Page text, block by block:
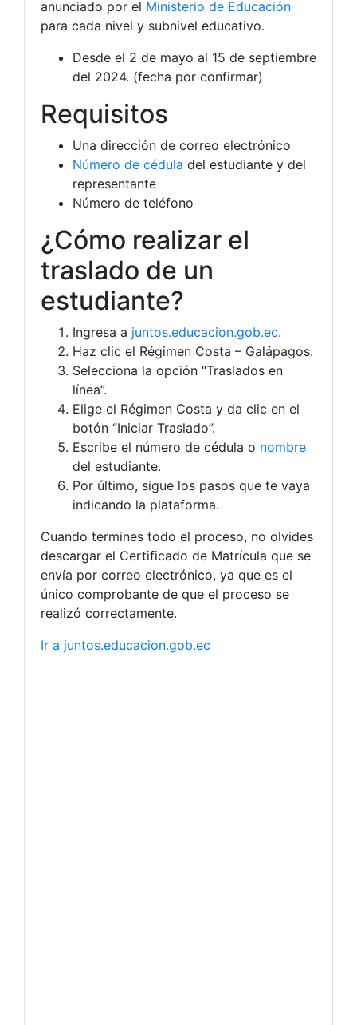
anunciado por el Ministerio de Educación
para cada nivel y subnivel educativo.
Desde el 2 de mayo al 15 de septiembre
del 2024. (fecha por confirmar)
Requisitos
Una dirección de correo electrónico
Número de cédula del estudiante y del
representante
Número de teléfono
¿Cómo realizar el
traslado de un
estudiante?
Ingresa a juntos.educacion.gob.ec.
Haz clic el Régimen Costa – Galápagos.
Selecciona la opción “Traslados en
línea”.
Elige el Régimen Costa y da clic en el
botón “Iniciar Traslado”.
Escribe el número de cédula o nombre
del estudiante.
Por último, sigue los pasos que te vaya
indicando la plataforma.
Cuando termines todo el proceso, no olvides
descargar el Certificado de Matrícula que se
envía por correo electrónico, ya que es el
único comprobante de que el proceso se
realizó correctamente.
Ir a juntos.educacion.gob.ec